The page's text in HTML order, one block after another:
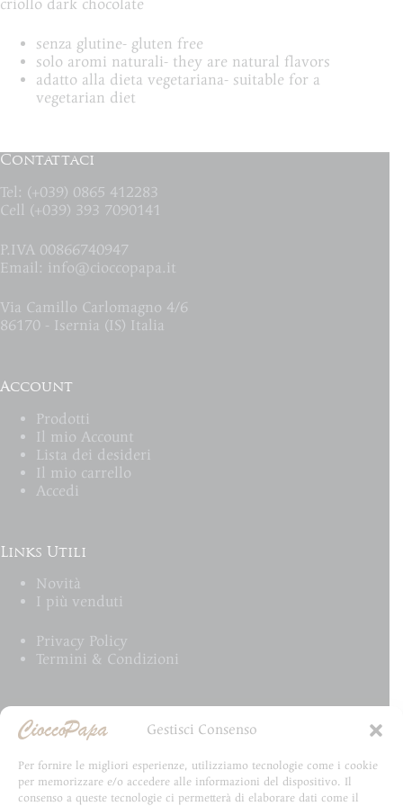
Gestisci Consenso
Per fornire le migliori esperienze, utilizziamo tecnologie come i cookie
per memorizzare e/o accedere alle informazioni del dispositivo. Il
consenso a queste tecnologie ci permetterà di elaborare dati come il
criollo dark chocolate
senza glutine- gluten free
solo aromi naturali- they are natural flavors
adatto alla dieta vegetariana- suitable for a
vegetarian diet
Contattaci
Tel: (+039) 0865 412283
Cell (+039) 393 7090141
P.IVA 00866740947
Email: info@cioccopapa.it
Via Camillo Carlomagno 4/6
86170 - Isernia (IS) Italia
Account
Prodotti
Il mio Account
Lista dei desideri
Il mio carrello
Accedi
Links Utili
Novità
I più venduti
Privacy Policy
Termini & Condizioni
Email Newsletter
le novità CioccoPapa